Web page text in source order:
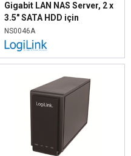
Gigabit LAN NAS Server, 2 x
3.5" SATA HDD için
NS0046A